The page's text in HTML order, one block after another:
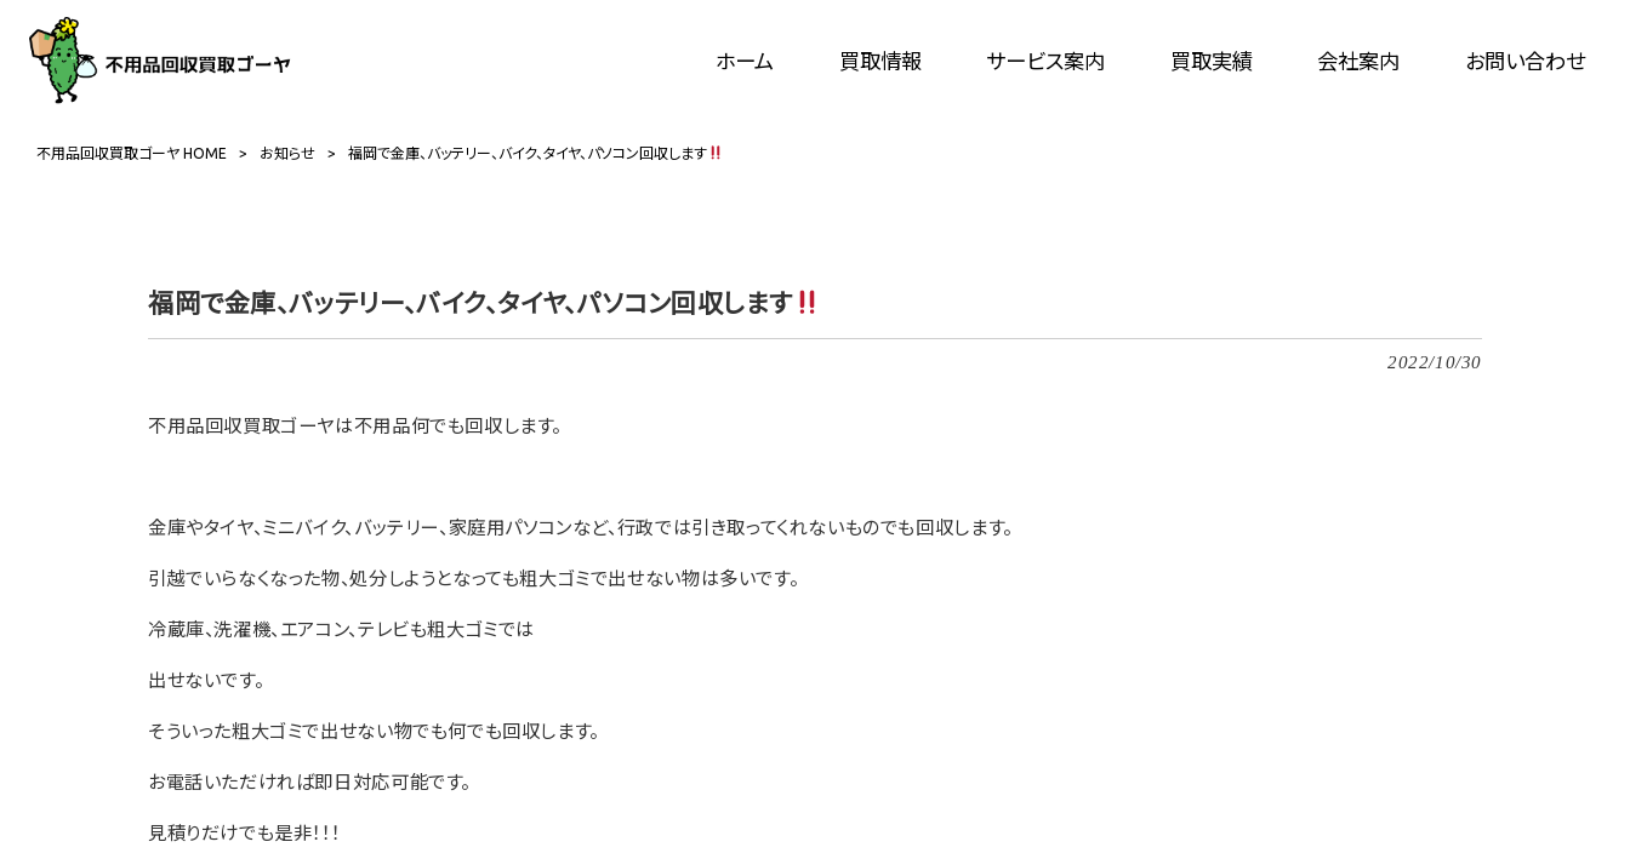
ホーム 買取情報 サービス案内 買取実績 会社案内 お問い合わせ
不用品回収買取ゴーヤ HOME > お知らせ > 福岡で金庫、バッテリー、バイク、タイヤ、パソコン回収します
福岡で金庫、バッテリー、バイク、タイヤ、パソコン回収します
2022/10/30
不用品回収買取ゴーヤは不用品何でも回収します。
金庫やタイヤ、ミニバイク、バッテリー、家庭用パソコンなど、行政では引き取ってくれないものでも回収します。
引越でいらなくなった物、処分しようとなっても粗大ゴミで出せない物は多いです。
冷蔵庫、洗濯機、エアコン、テレビも粗大ゴミでは
出せないです。
そういった粗大ゴミで出せない物でも何でも回収します。
お電話いただければ即日対応可能です。
見積りだけでも是非！！！